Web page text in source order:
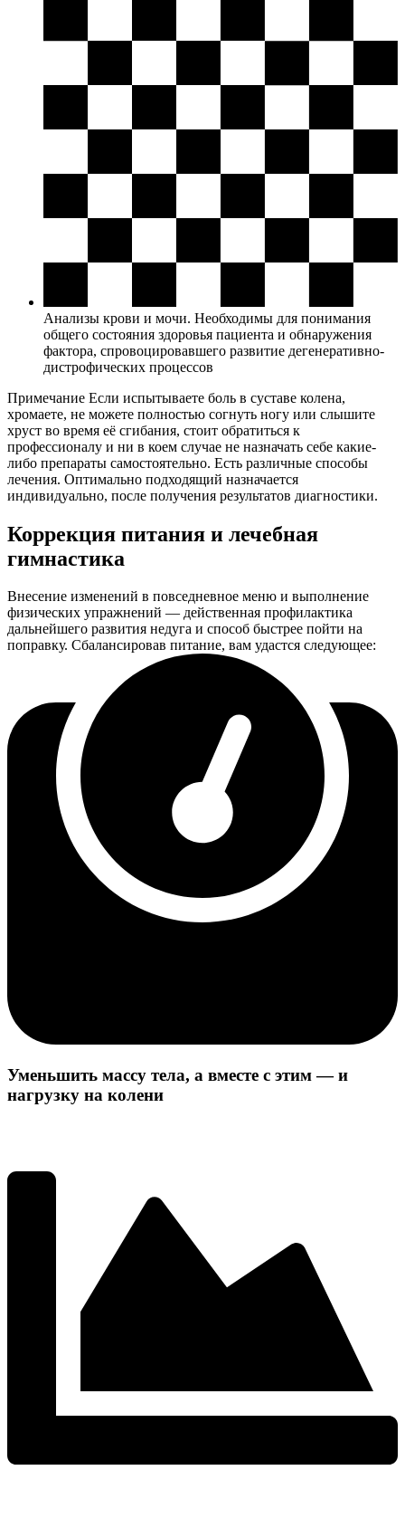
Анализы крови и мочи. Необходимы для понимания
общего состояния здоровья пациента и обнаружения
фактора, спровоцировавшего развитие дегенеративно-
дистрофических процессов
Примечание Если испытываете боль в суставе колена,
хромаете, не можете полностью согнуть ногу или слышите
хруст во время её сгибания, стоит обратиться к
профессионалу и ни в коем случае не назначать себе какие-
либо препараты самостоятельно. Есть различные способы
лечения. Оптимально подходящий назначается
индивидуально, после получения результатов диагностики.
Коррекция питания и лечебная
гимнастика
Внесение изменений в повседневное меню и выполнение
физических упражнений — действенная профилактика
дальнейшего развития недуга и способ быстрее пойти на
поправку. Сбалансировав питание, вам удастся следующее:
Уменьшить массу тела, а вместе с этим — и
нагрузку на колени